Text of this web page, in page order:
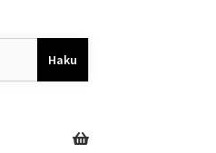
Haku